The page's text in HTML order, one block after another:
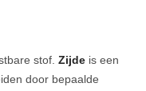
stof. Zijde is een
door bepaalde